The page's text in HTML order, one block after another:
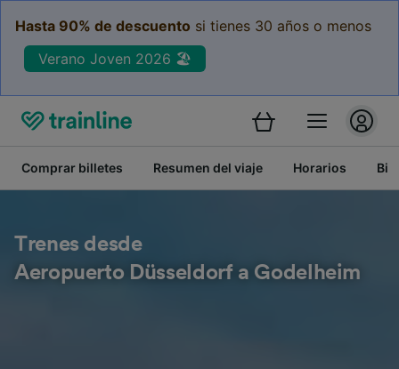
Hasta 90% de descuento si tienes 30 años o menos
Verano Joven 2026 🏖️
Comprar billetes Resumen del viaje Horarios
Trenes desde
Aeropuerto Düsseldorf a Godelheim